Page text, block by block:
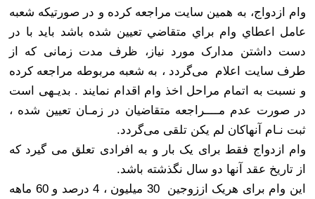
وام ازدواج، به همين سايت مراجعه کرده و در صورتيکه شعبه
عامل اعطاي وام براي متقاضي تعيين شده باشد بايد با در
دست داشتن مدارک مورد نياز، ظرف مدت زمانی که از
طرف سايت اعلام می‌گردد ، به شعبه مربوطه مراجعه کرده
و نسبت به اتمام مراحل اخذ وام اقدام نمايند . بديـهی است
در صورت عدم مــــراجعه متقاضيان در زمـان تعيين شده ،
ثبت نـام آنهاکان لم يکن تلقی می‌گردد.
وام ازدواج فقط برای یک بار و به افرادی تعلق می گیرد که
از تاریخ عقد آنها دو سال نگذشته باشد.
این وام برای هریک اززوجین 30 میلیون ، 4 درصد و 60 ماهه